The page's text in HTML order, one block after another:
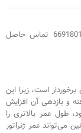
جهت مشاوره رایگان و اطلاع از قیمت ها با شماره 66918012 تماس حاصل
است، زیرا این
و بازدهی آن افزایش
طول عمر بالاتری را
عمر ژنراتور